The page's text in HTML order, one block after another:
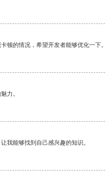
顿的情况，希望开发者能够优化一下。
力。
我能够找到自己感兴趣的知识。